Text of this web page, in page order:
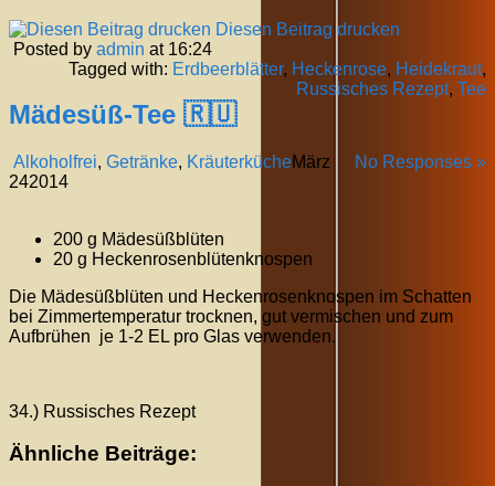
Diesen Beitrag drucken
Posted by admin at 16:24
Tagged with: Erdbeerblätter, Heckenrose, Heidekraut,
Russisches Rezept, Tee
Mädesüß-Tee 🇷🇺
Alkoholfrei, Getränke, Kräuterküche No Responses »
März
242014
200 g Mädesüßblüten
20 g Heckenrosenblütenknospen
Die Mädesüßblüten und Heckenrosenknospen im Schatten
bei Zimmertemperatur trocknen, gut vermischen und zum
Aufbrühen je 1-2 EL pro Glas verwenden.
34.) Russisches Rezept
Ähnliche Beiträge: